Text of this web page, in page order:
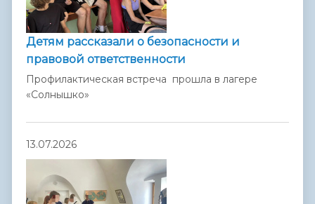
Детям рассказали о безопасности и
правовой ответственности
Профилактическая встреча прошла в лагере
«Солнышко»
13.07.2026